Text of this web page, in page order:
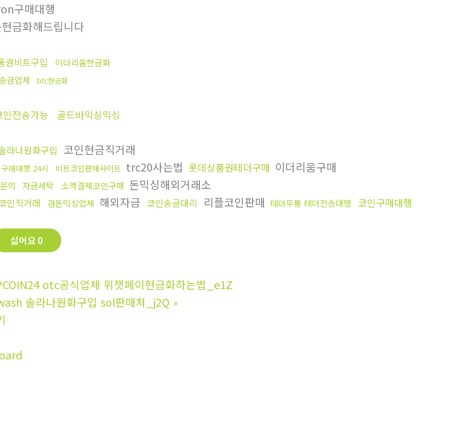
구매대행
금화해드립니다
권비트구입 이더리움현금화
금업체 btc현금화
인전송가능 골드바믹싱믹싱
라나원화구입 코인현금직거래
매대행 24시 비트코인판매사이트 trc20사는법 롯데상품권테더구매 이더리움구매
의 자금세탁 소액결제코인구매 돈믹싱해외거래소
인직거래 검돈믹싱업체 해외자금 코인송금대리 리플코인판매 테더무통 테더전송대행 코인구매대행
싫어요0
otc공식업체 위챗페이현금화하는법_e1Z
솔라나원화구입 sol판매처_j2Q »